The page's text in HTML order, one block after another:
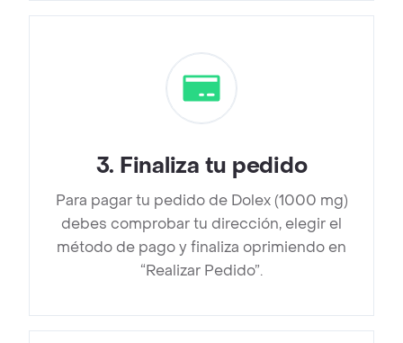
3. Finaliza tu pedido
Para pagar tu pedido de Dolex (1000 mg)
debes comprobar tu dirección, elegir el
método de pago y finaliza oprimiendo en
“Realizar Pedido”.